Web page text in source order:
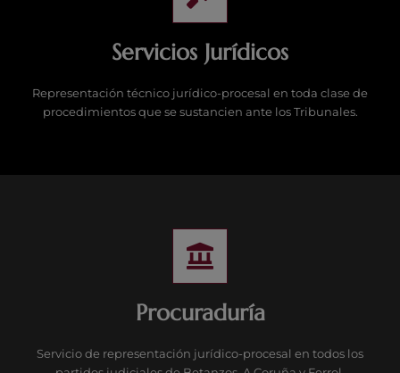
Servicios Jurídicos
Representación técnico jurídico-procesal en toda clase de
procedimientos que se sustancien ante los Tribunales.
Procuraduría
Servicio de representación jurídico-procesal en todos los